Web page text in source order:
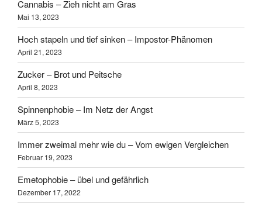
Cannabis – Zieh nicht am Gras
Mai 13, 2023
Hoch stapeln und tief sinken – Impostor-Phänomen
April 21, 2023
Zucker – Brot und Peitsche
April 8, 2023
Spinnenphobie – Im Netz der Angst
März 5, 2023
Immer zweimal mehr wie du – Vom ewigen Vergleichen
Februar 19, 2023
Emetophobie – übel und gefährlich
Dezember 17, 2022